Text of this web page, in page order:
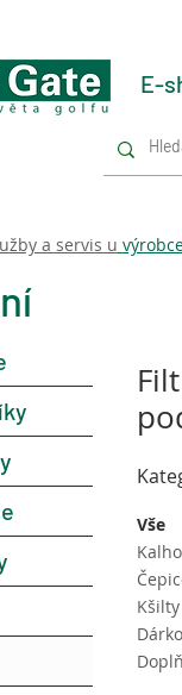
E-
a servis u
Vše
Kšilty